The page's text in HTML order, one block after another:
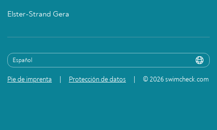
Elster-Strand Gera
Pie de imprenta Protección de datos © 2026 swimcheck.com